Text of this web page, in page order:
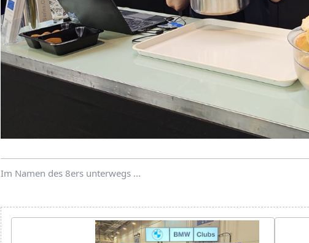
Im Namen des 8ers unterwegs ...